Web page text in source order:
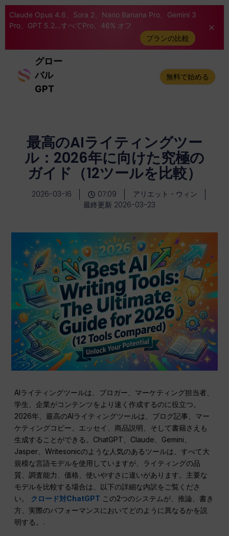
Claude Opus 4.6、Sora 2、Nano Banana Pro、Gemini 3
Pro、GPT 5.2...すべてPro。46% オフ
プランの比較
グロー
バル
GPT
無料で始める
最高のAIライティングツー
ル：2026年に向けた究極の
ガイド（12ツールを比較）
2026-03-16 07:09
アリエット・ウィン
最終更新 2026-03-23
AIライティングツールは、ブロガー、マーケティング担当者、
学生、企業がコンテンツをより速く作成するのに役立つ。
2026年、最高のAIライティングツールは、ブログ記事、マー
ケティングコピー、エッセイ、商品説明、そして書籍さえも
生成することができる。ChatGPT、Claude、Gemini、
Jasper、Writesonicのような人気のあるツールは、すべて大
規模な言語モデルを使用していますが、ライティングの品
質、調査能力、価格、使いやすさに違いがあります。主要な
モデルを比較する場合は、以下の詳細な内訳をご覧くださ
い。 クロード対ChatGPT この2つのシステムが、推論、書き
方、実際のパフォーマンスにおいてどのように異なるかを説
明する。.